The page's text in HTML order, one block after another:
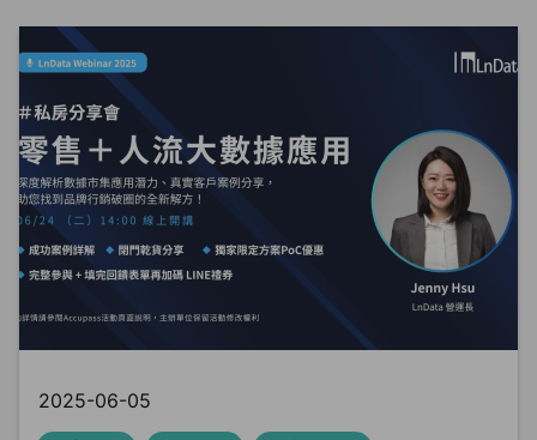
2025-06-05